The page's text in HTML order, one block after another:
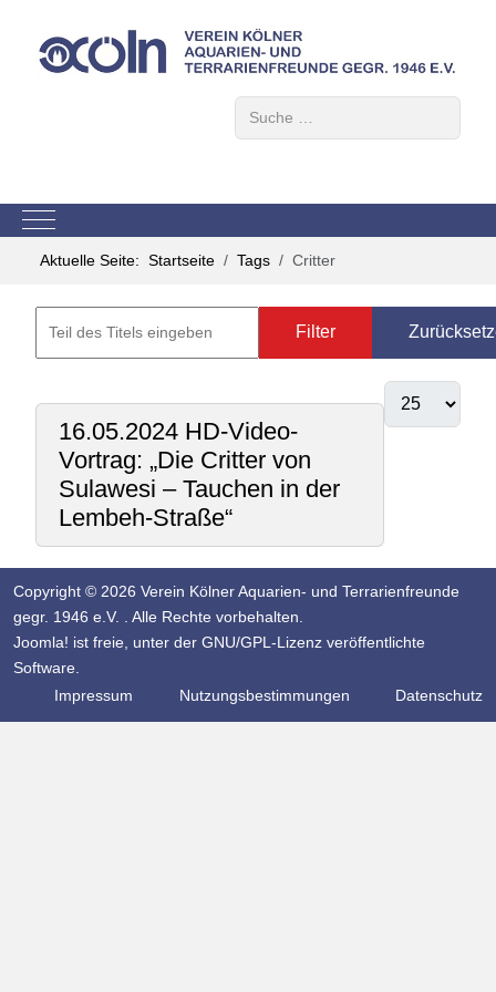
Mobile Menu Toggle
Aktuelle Seite: Startseite Tags Critter
Filter
16.05.2024 HD-Video-
Vortrag: „Die Critter von
Sulawesi – Tauchen in der
Lembeh-Straße“
Copyright © 2026 Verein Kölner Aquarien- und Terrarienfreunde
gegr. 1946 e.V. . Alle Rechte vorbehalten.
Joomla! ist freie, unter der GNU/GPL-Lizenz veröffentlichte
Software.
Impressum
Nutzungsbestimmungen Datenschutz